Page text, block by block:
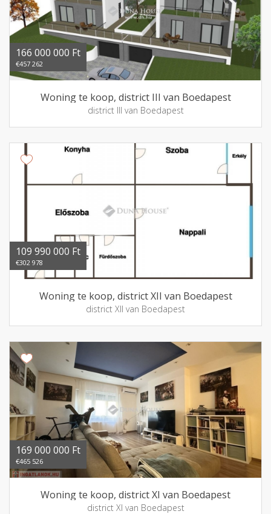
166 000 000 Ft
€457 262
Woning te koop, district III van Boedapest
district III van Boedapest
109 990 000 Ft
€302 978
Woning te koop, district XII van Boedapest
district XII van Boedapest
169 000 000 Ft
€465 526
Woning te koop, district XI van Boedapest
district XI van Boedapest